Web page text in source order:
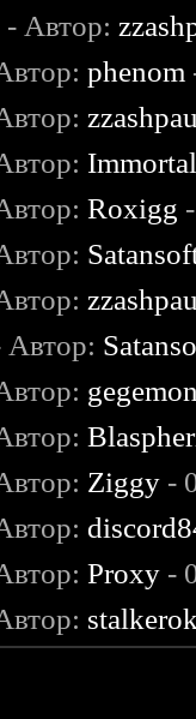
- Автор:
phenom
Roxigg
Автор:
Ziggy -
Proxy -